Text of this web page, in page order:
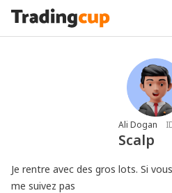
Ali Dogan
Scalp
Je rentre avec des gros lots. Si
me suivez pas